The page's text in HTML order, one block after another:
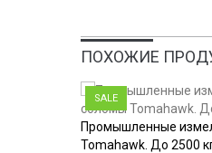
ПОХОЖИЕ
SALE
Промышленные
Tomahawk. До 2500